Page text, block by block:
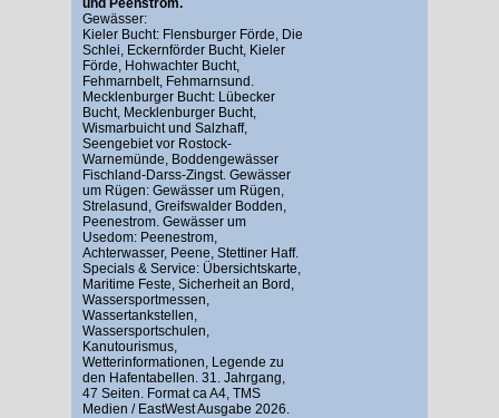
Gewässer:
Kieler Bucht: Flensburger Förde, Die
Schlei, Eckernförder Bucht, Kieler
Förde, Hohwachter Bucht,
Fehmarnbelt, Fehmarnsund.
Mecklenburger Bucht: Lübecker
Bucht, Mecklenburger Bucht,
Wismarbuicht und Salzhaff,
Seengebiet vor Rostock-
Warnemünde, Boddengewässer
Fischland-Darss-Zingst. Gewässer
um Rügen: Gewässer um Rügen,
Strelasund, Greifswalder Bodden,
Peenestrom. Gewässer um
Usedom: Peenestrom,
Achterwasser, Peene, Stettiner Haff.
Specials & Service: Übersichtskarte,
Maritime Feste, Sicherheit an Bord,
Wassersportmessen,
Wassertankstellen,
Wassersportschulen,
Kanutourismus,
Wetterinformationen, Legende zu
den Hafentabellen. 31. Jahrgang,
47 Seiten. Format ca A4, TMS
Medien / EastWest Ausgabe 2026.